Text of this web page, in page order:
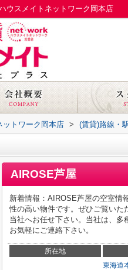
ウスメイトネットワーク岡本店
ットワーク岡本店 > (賃貸)路線・
AIROSE芦屋
新着情報：AIROSE芦屋の空室情
性の高い物件です。ぜひご覧いた
当社へお任せ下さい。当社は、多
お気軽にご連絡下さい。
所在地
東海道